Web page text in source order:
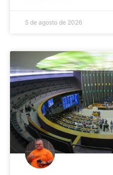
5 de agosto de 2026